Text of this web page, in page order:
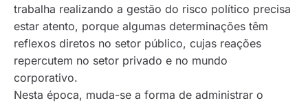
trabalha realizando a gestão do risco político precisa
estar atento, porque algumas determinações têm
reflexos diretos no setor público, cujas reações
repercutem no setor privado e no mundo
corporativo.
Nesta época, muda-se a forma de administrar o